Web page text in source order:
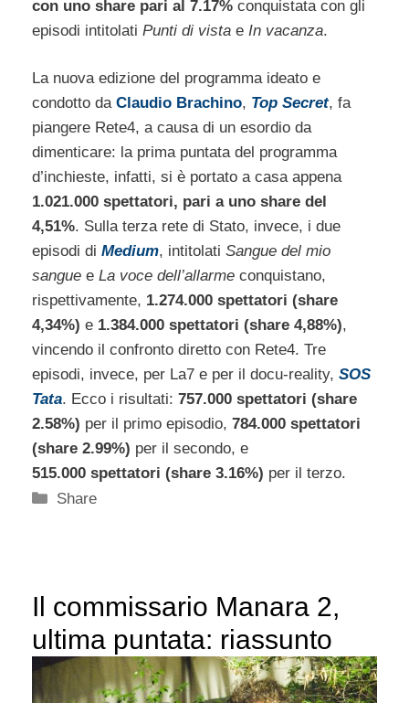
con uno share pari al 7.17% conquistata con gli
episodi intitolati Punti di vista e In vacanza.
La nuova edizione del programma ideato e
condotto da Claudio Brachino, Top Secret, fa
piangere Rete4, a causa di un esordio da
dimenticare: la prima puntata del programma
d’inchieste, infatti, si è portato a casa appena
1.021.000 spettatori, pari a uno share del
4,51%. Sulla terza rete di Stato, invece, i due
episodi di Medium, intitolati Sangue del mio
sangue e La voce dell’allarme conquistano,
rispettivamente, 1.274.000 spettatori (share
4,34%) e 1.384.000 spettatori (share 4,88%),
vincendo il confronto diretto con Rete4. Tre
episodi, invece, per La7 e per il docu-reality, SOS
Tata. Ecco i risultati: 757.000 spettatori (share
2.58%) per il primo episodio, 784.000 spettatori
(share 2.99%) per il secondo, e
515.000 spettatori (share 3.16%) per il terzo.
Categorie
Share
Il commissario Manara 2,
ultima puntata: riassunto